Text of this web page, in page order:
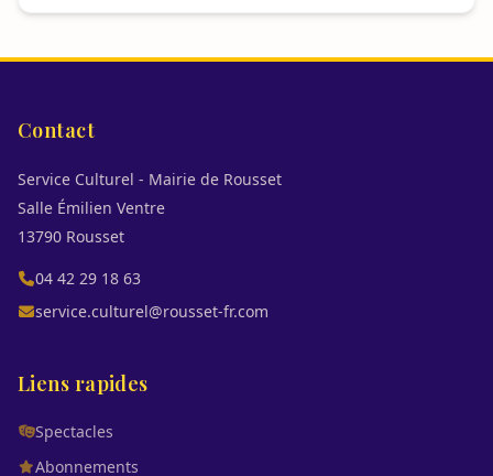
Contact
Service Culturel - Mairie de Rousset
Salle Émilien Ventre
13790 Rousset
04 42 29 18 63
service.culturel@rousset-fr.com
Liens rapides
Spectacles
Abonnements